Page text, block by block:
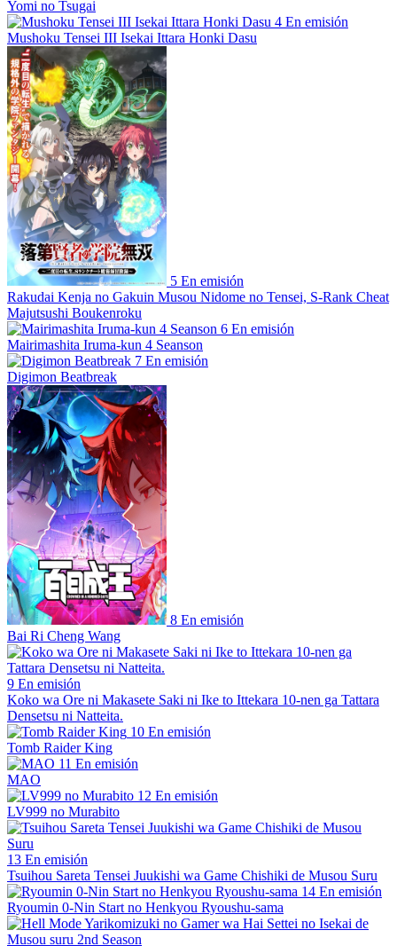
Yomi no Tsugai
4 En emisión
Mushoku Tensei III Isekai Ittara Honki Dasu
5 En emisión
Rakudai Kenja no Gakuin Musou Nidome no Tensei, S-Rank Cheat
Majutsushi Boukenroku
6 En emisión
Mairimashita Iruma-kun 4 Seanson
7 En emisión
Digimon Beatbreak
8 En emisión
Bai Ri Cheng Wang
9 En emisión
Koko wa Ore ni Makasete Saki ni Ike to Ittekara 10-nen ga Tattara
Densetsu ni Natteita.
10 En emisión
Tomb Raider King
11 En emisión
MAO
12 En emisión
LV999 no Murabito
13 En emisión
Tsuihou Sareta Tensei Juukishi wa Game Chishiki de Musou Suru
14 En emisión
Ryoumin 0-Nin Start no Henkyou Ryoushu-sama